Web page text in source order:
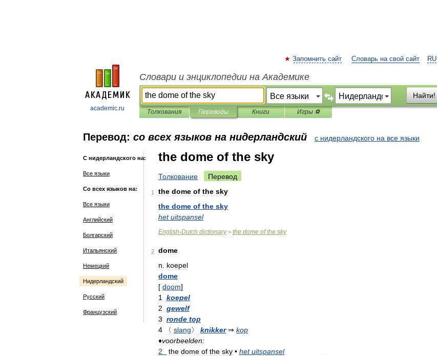
academic.ru
RU
Запомнить сайт Словарь на свой сайт
Словари и энциклопедии на Академике
Найти!
Толкования Переводы Книги Игры ⚽
Перевод: со всех языков на нидерландский с нидерландского на все языки
С нидерландского на:
Все языки
Со всех языков на:
Все языки
Английский
Болгарский
Итальянский
Немецкий
Нидерландский
Русский
Французский
the dome of the sky
Толкование Перевод
1 the dome of the sky
the dome of the sky
het uitspansel
English-Dutch dictionary> the dome of the sky
2
dome
n
koepel
dome
[ doom]
1
koepel
2 gewelf
3 ronde top
4
〈 slang〉 knikker⇒ kop
♦voorbeelden:
2
the dome of the sky • het uitspansel